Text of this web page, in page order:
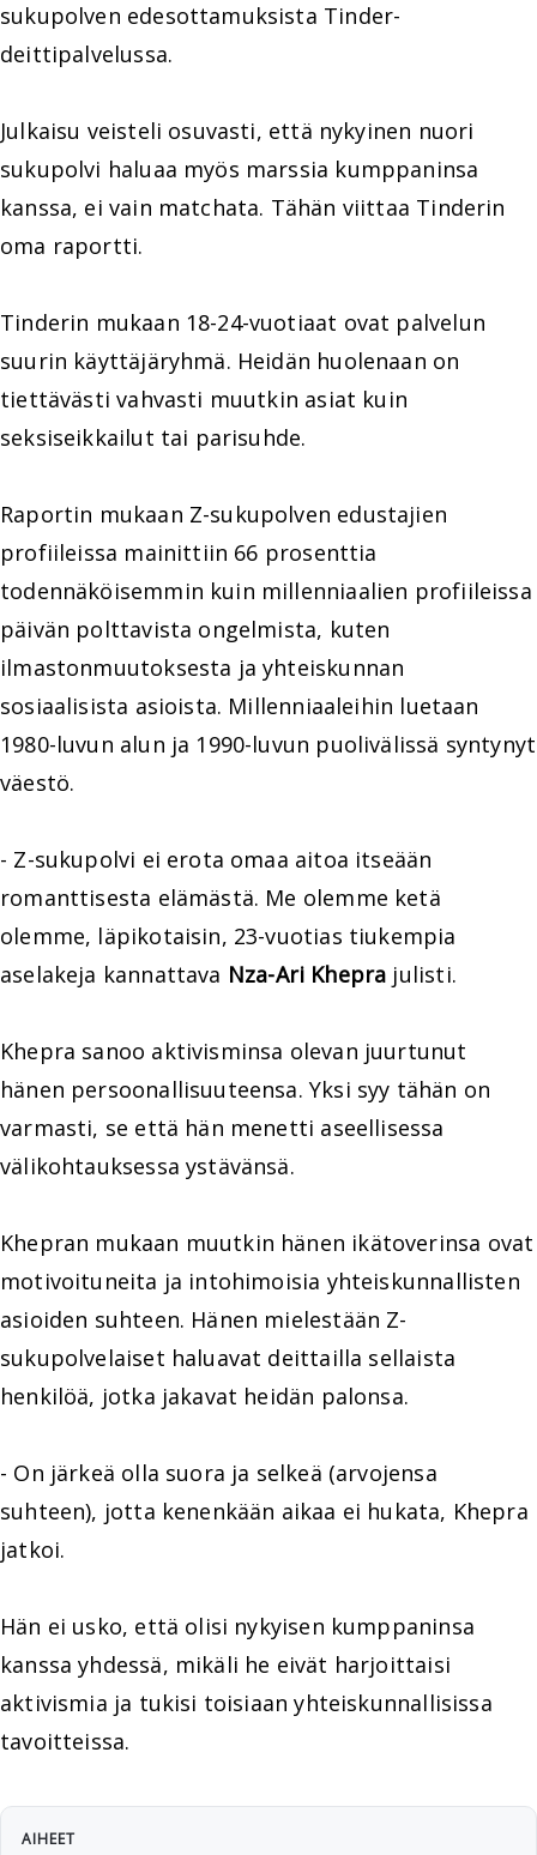
sukupolven edesottamuksista Tinder-
deittipalvelussa.
Julkaisu veisteli osuvasti, että nykyinen nuori
sukupolvi haluaa myös marssia kumppaninsa
kanssa, ei vain matchata. Tähän viittaa Tinderin
oma raportti.
Tinderin mukaan 18-24-vuotiaat ovat palvelun
suurin käyttäjäryhmä. Heidän huolenaan on
tiettävästi vahvasti muutkin asiat kuin
seksiseikkailut tai parisuhde.
Raportin mukaan Z-sukupolven edustajien
profiileissa mainittiin 66 prosenttia
todennäköisemmin kuin millenniaalien profiileissa
päivän polttavista ongelmista, kuten
ilmastonmuutoksesta ja yhteiskunnan
sosiaalisista asioista. Millenniaaleihin luetaan
1980-luvun alun ja 1990-luvun puolivälissä syntynyt
väestö.
- Z-sukupolvi ei erota omaa aitoa itseään
romanttisesta elämästä. Me olemme ketä
olemme, läpikotaisin, 23-vuotias tiukempia
aselakeja kannattava Nza-Ari Khepra julisti.
Khepra sanoo aktivisminsa olevan juurtunut
hänen persoonallisuuteensa. Yksi syy tähän on
varmasti, se että hän menetti aseellisessa
välikohtauksessa ystävänsä.
Khepran mukaan muutkin hänen ikätoverinsa ovat
motivoituneita ja intohimoisia yhteiskunnallisten
asioiden suhteen. Hänen mielestään Z-
sukupolvelaiset haluavat deittailla sellaista
henkilöä, jotka jakavat heidän palonsa.
- On järkeä olla suora ja selkeä (arvojensa
suhteen), jotta kenenkään aikaa ei hukata, Khepra
jatkoi.
Hän ei usko, että olisi nykyisen kumppaninsa
kanssa yhdessä, mikäli he eivät harjoittaisi
aktivismia ja tukisi toisiaan yhteiskunnallisissa
tavoitteissa.
AIHEET